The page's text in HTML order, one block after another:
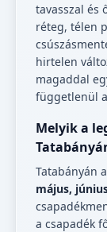
tavasszal és
réteg, télen
hirtelen
magaddal
függetlenül
Melyik a
Tatabányán a
május,
a csapadék